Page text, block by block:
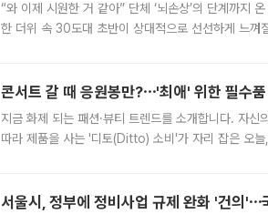
“와 이제 시원한 거 같아” 단체 ‘뇌손상’의 단계까지
한 더위 속 30도대 초반이 상대적으로 선선하게 느껴
콘서트 갈 때 응원봉만?⋯'최애' 위한 필수
지금 화제 되는 패션·뷰티 트렌드를 소개합니다. 자
따라 제품을 사는 '디토(Ditto) 소비'가 자리 잡은 오
서울시, 정부에 정비사업 규제 완화 '건의